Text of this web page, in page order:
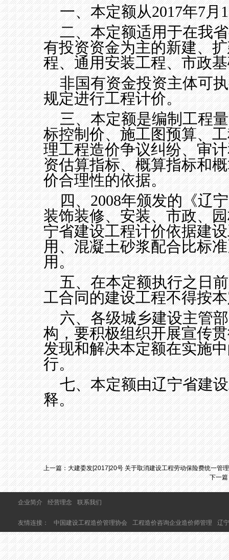
一、本定额从2017年7月1
二、本定额适用于在我
有投资资金为主的新建、
程、通用安装工程、市政
非国有资金投资主体可
规定进行工程计价。
三、本定额是编制工程
标控制价、施工图预算、
理工程造价争议纠纷、审
资估算指标、概算指标和
价合理性的依据。
四、2008年颁发的《辽
装饰装修、安装、市政、
宁省建设工程计价依据建
用、混凝土砂浆配合比标
用。
五、在本定额执行之日
工合同的建设工程不得按
六、各级城乡建设主管
构，要积极组织开展宣传
发现和解决本定额在实施
行。
七、本定额由辽宁省建
释。
上一篇：大建委发[2017]20号 关于取消建设工程劳动保险费统一管
下一
企业简介 经营理念 联系我们
友情连接： 中国建设工程造价管理协会 工程造价咨询企业造价师管理 辽